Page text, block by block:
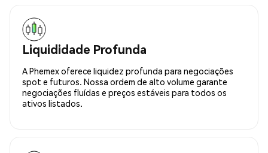
Liquididade Profunda
A Phemex oferece liquidez profunda para negociações
spot e futuros. Nossa ordem de alto volume garante
negociações fluídas e preços estáveis para todos os
ativos listados.